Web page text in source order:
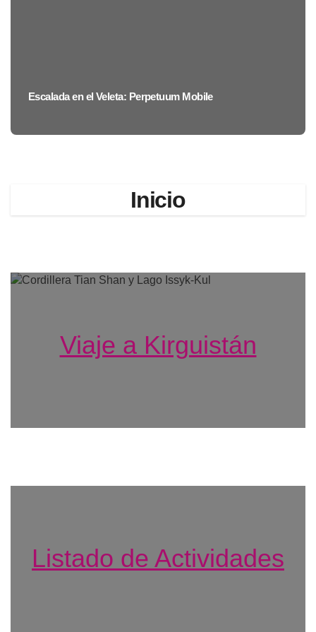
Escalada en el Veleta: Perpetuum Mobile
Inicio
Viaje a Kirguistán
Listado de Actividades